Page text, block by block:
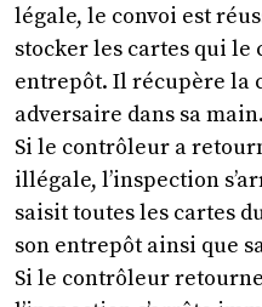
légale, le convoi est
stocker les cartes qui le
entrepôt. Il récupère la
adversaire dans sa main.
Si le contrôleur a
illégale, l’inspection
saisit toutes les cartes
son entrepôt ainsi que
Si le contrôleur